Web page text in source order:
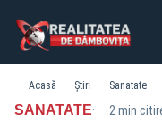
Acasă Știri Sanatate
SANATATE· 2 min